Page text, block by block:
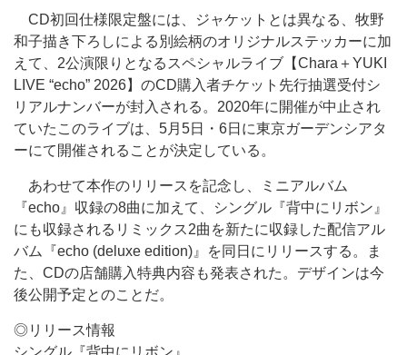
CD初回仕様限定盤には、ジャケットとは異なる、牧野
和子描き下ろしによる別絵柄のオリジナルステッカーに加
えて、2公演限りとなるスペシャルライブ【Chara＋YUKI
LIVE “echo” 2026】のCD購入者チケット先行抽選受付シ
リアルナンバーが封入される。2020年に開催が中止され
ていたこのライブは、5月5日・6日に東京ガーデンシアタ
ーにて開催されることが決定している。
あわせて本作のリリースを記念し、ミニアルバム
『echo』収録の8曲に加えて、シングル『背中にリボン』
にも収録されるリミックス2曲を新たに収録した配信アル
バム『echo (deluxe edition)』を同日にリリースする。ま
た、CDの店舗購入特典内容も発表された。デザインは今
後公開予定とのことだ。
◎リリース情報
シングル『背中にリボン』